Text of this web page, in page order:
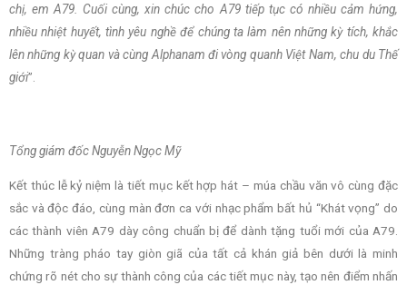
chị, em A79. Cuối cùng, xin chúc cho A79 tiếp tục có nhiều cảm hứng,
nhiều nhiệt huyết, tình yêu nghề để chúng ta làm nên những kỳ tích, khắc
lên những kỳ quan và cùng Alphanam đi vòng quanh Việt Nam, chu du Thế
giới”.
Tổng giám đốc Nguyễn Ngọc Mỹ
Kết thúc lễ kỷ niệm là tiết mục kết hợp hát – múa chầu văn vô cùng đặc
sắc và độc đáo, cùng màn đơn ca với nhạc phẩm bất hủ “Khát vọng” do
các thành viên A79 dày công chuẩn bị để dành tặng tuổi mới của A79.
Những tràng pháo tay giòn giã của tất cả khán giả bên dưới là minh
chứng rõ nét cho sự thành công của các tiết mục này, tạo nên điểm nhấn